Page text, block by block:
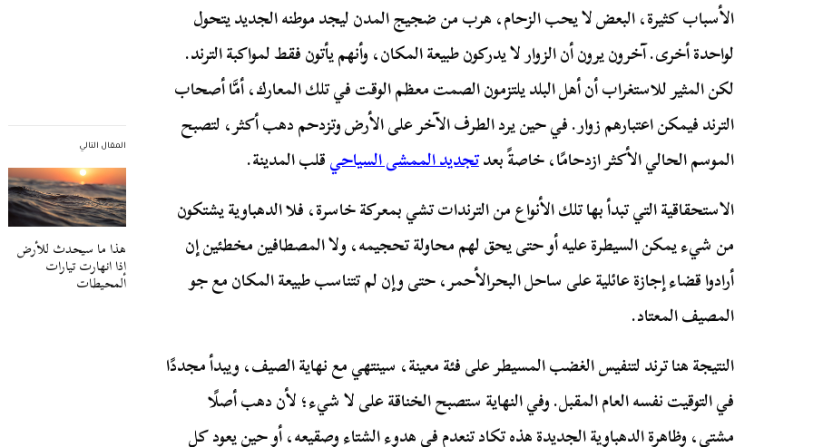
المقال التالي
هذا ما سيحدث للأرض
إذا انهارت تيارات
المحيطات
الأسباب كثيرة، البعض لا يحب الزحام، هرب من ضجيج المدن ليجد موطنه الجديد يتحول
لواحدة أخرى. آخرون يرون أن الزوار لا يدركون طبيعة المكان، وأنهم يأتون فقط لمواكبة الترند.
لكن المثير للاستغراب أن أهل البلد يلتزمون الصمت معظم الوقت في تلك المعارك، أمَّا أصحاب
الترند فيمكن اعتبارهم زوار. في حين يرد الطرف الآخر على الأرض وتزدحم دهب أكثر، لتصبح
الموسم الحالي الأكثر ازدحامًا، خاصةً بعدتجديد الممشى السياحيقلب المدينة.
الاستحقاقية التي تبدأ بها تلك الأنواع من الترندات تشي بمعركة خاسرة، فلا الدهباوية يشتكون
من شيء يمكن السيطرة عليه أو حتى يحق لهم محاولة تحجيمه، ولا المصطافين مخطئين إن
أرادوا قضاء إجازة عائلية على ساحل البحرالأحمر، حتى وإن لم تتناسب طبيعة المكان مع جو
المصيف المعتاد.
النتيجة هنا ترند لتنفيس الغضب المسيطر على فئة معينة، سينتهي مع نهاية الصيف، ويبدأ مجددًا
في التوقيت نفسه العام المقبل. وفي النهاية ستصبح الخناقة على لا شيء؛ لأن دهب أصلًا
مشتى، وظاهرة الدهباوية الجديدة هذه تكاد تنعدم في هدوء الشتاء وصقيعه، أو حين يعود كل